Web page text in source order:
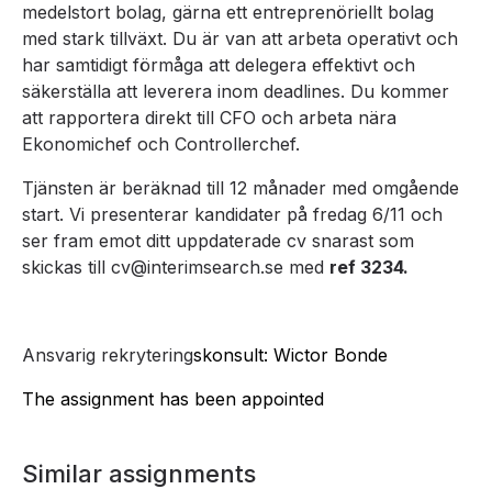
medelstort bolag, gärna ett entreprenöriellt bolag
med stark tillväxt. Du är van att arbeta operativt och
har samtidigt förmåga att delegera effektivt och
säkerställa att leverera inom deadlines. Du kommer
att rapportera direkt till CFO och arbeta nära
Ekonomichef och Controllerchef.
Tjänsten är beräknad till 12 månader med omgående
start. Vi presenterar kandidater på fredag 6/11 och
ser fram emot ditt uppdaterade cv snarast som
skickas till cv@interimsearch.se med ref 3234.
Ansvarig rekryteringskonsult: Wictor Bonde
The assignment has been appointed
Similar assignments